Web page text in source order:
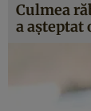
Culmea
a aşteptat